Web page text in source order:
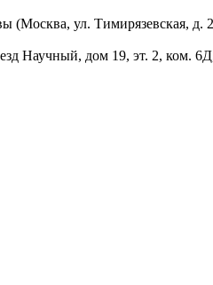
(Москва, ул. Тимирязевская, д.
Научный, дом 19, эт. 2, ком.